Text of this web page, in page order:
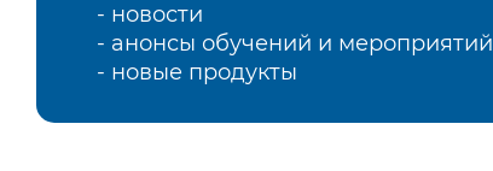
- новости
- анонсы обучений и мероприятий
- новые продукты